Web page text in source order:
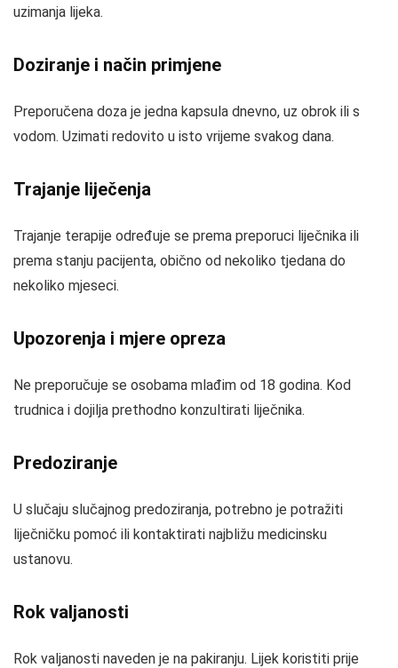
uzimanja lijeka.
Doziranje i način primjene
Preporučena doza je jedna kapsula dnevno, uz obrok ili s
vodom. Uzimati redovito u isto vrijeme svakog dana.
Trajanje liječenja
Trajanje terapije određuje se prema preporuci liječnika ili
prema stanju pacijenta, obično od nekoliko tjedana do
nekoliko mjeseci.
Upozorenja i mjere opreza
Ne preporučuje se osobama mlađim od 18 godina. Kod
trudnica i dojilja prethodno konzultirati liječnika.
Predoziranje
U slučaju slučajnog predoziranja, potrebno je potražiti
liječničku pomoć ili kontaktirati najbližu medicinsku
ustanovu.
Rok valjanosti
Rok valjanosti naveden je na pakiranju. Lijek koristiti prije